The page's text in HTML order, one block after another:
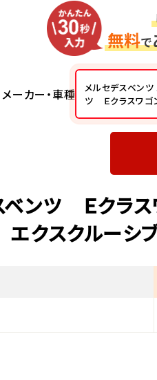
メーカー・車種
メルセデスベンツ
ツ Ｅクラスワゴ
ベンツ Ｅクラ
クスクルーシ